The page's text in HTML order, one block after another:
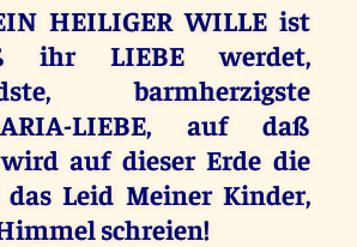
HEILIGER WILLE ist
ihr LIEBE werdet,
barmherzigste
LIEBE, auf daß
auf dieser Erde die
Leid Meiner Kinder,
schreien!